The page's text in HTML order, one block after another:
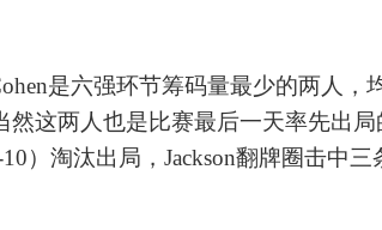
是六强环节筹码量最少的两人，
然这两人也是比赛最后一天率先出
）淘汰出局，Jackson翻牌圈击中三